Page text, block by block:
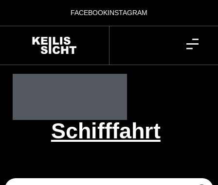
FACEBOOKINSTAGRAM
Schifffahrt